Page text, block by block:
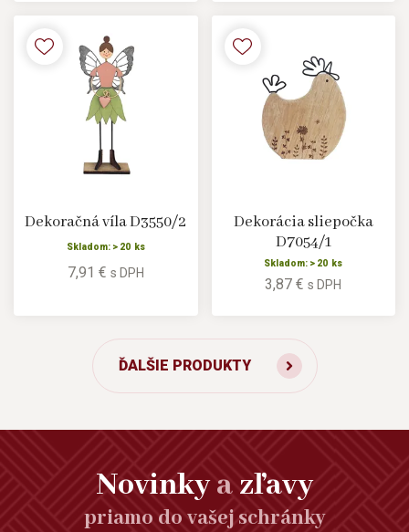
Dekoračná víla D3550/2
Skladom: > 20 ks
7,91 € s DPH
Dekorácia sliepočka
D7054/1
Skladom: > 20 ks
3,87 €s DPH
ĎALŠIE PRODUKTY
Novinkyazľavy
priamo do vašej schránky